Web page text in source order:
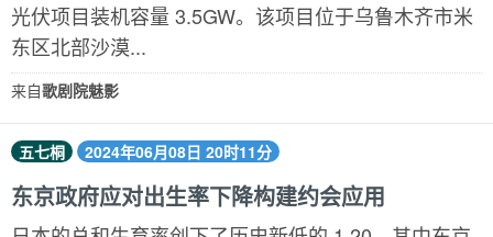
光伏项目装机容量 3.5GW。该项目位于乌鲁木齐市米
东区北部沙漠...
来自歌剧院魅影
五七桐 2024年06月08日 20时11分
东京政府应对出生率下降构建约会应用